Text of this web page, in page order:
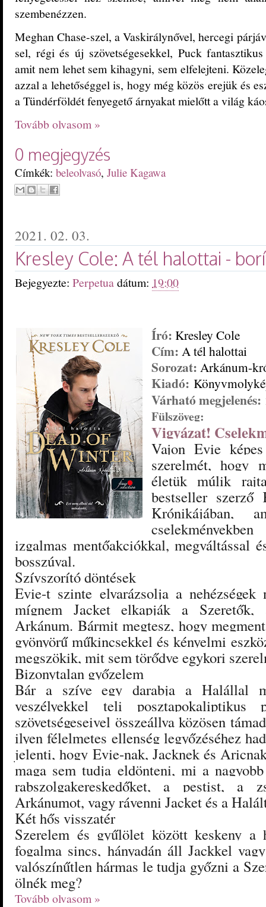
szembenézzen.
Meghan Chase-szel, a Vaskirálynővel, hercegi
sel, régi és új szövetségesekkel, Puck
amit nem lehet sem kihagyni, sem elfelejteni.
azzal a lehetőséggel is, hogy még közös erejük és
a Tündérföldét fenyegető árnyakat mielőtt a világ
Tovább olvasom »
0 megjegyzés
Címkék: beleolvasó, Julie Kagawa
2021. 02. 03.
Kresley Cole: A tél halottai -
Bejegyezte: Perpetuadátum: 19:00
Író: Kresley Cole
Cím: A tél halottai
Sorozat: Arkánum-
Kiadó:
Várható megjelenés:
Fülszöveg:
Vigyázat!
Vajon Evie
szerelmét, hogy
életük múlik
bestseller szerző
Krónikájában,
izgalmas mentőakciókkal, megváltással
bosszúval.
Szívszorító döntések
Evie-t szinte elvarázsolja a
mígnem Jacket elkapják a Szeretők,
Arkánum. Bármit megtesz, hogy
gyönyörű műkincsekkel és kényelmi
megszökik, mit sem törődve egykori
Bizonytalan győzelem
Bár a szíve egy darabja a Halállal
veszélyekkel teli posztapokaliptikus
szövetségeseivel összeállva közösen
ilyen félelmetes ellenség legyőzéséhez
jelenti, hogy Evie-nak, Jacknek és
maga sem tudja eldönteni, mi a
rabszolgakereskedőket, a pestist, a
Arkánumot, vagy rávenni Jacket és a
Két hős visszatér
Szerelem és gyűlölet között keskeny a
fogalma sincs, hányadán áll Jackkel
valószínűtlen hármas le tudja győzni a
ölnék meg?
Tovább olvasom »